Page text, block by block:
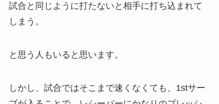
試合と同じように打たないと相手に打ち込まれて
しまう。
と思う人もいると思います。
しかし、試合ではそこまで速くなくても、1stサー